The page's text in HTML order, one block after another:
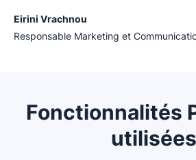
Eirini Vrachnou
Responsable Marketing et
Fonctionnalités
utilisées